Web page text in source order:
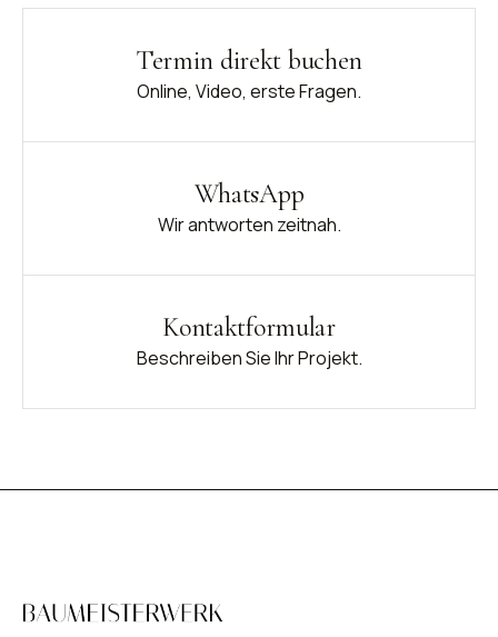
Termin direkt buchen
Online, Video, erste Fragen.
WhatsApp
Wir antworten zeitnah.
Kontaktformular
Beschreiben Sie Ihr Projekt.